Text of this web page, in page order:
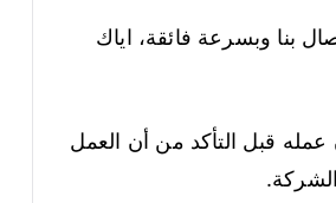
بنا وبسرعة فائقة، اياك
عمله قبل التأكد من أن العمل